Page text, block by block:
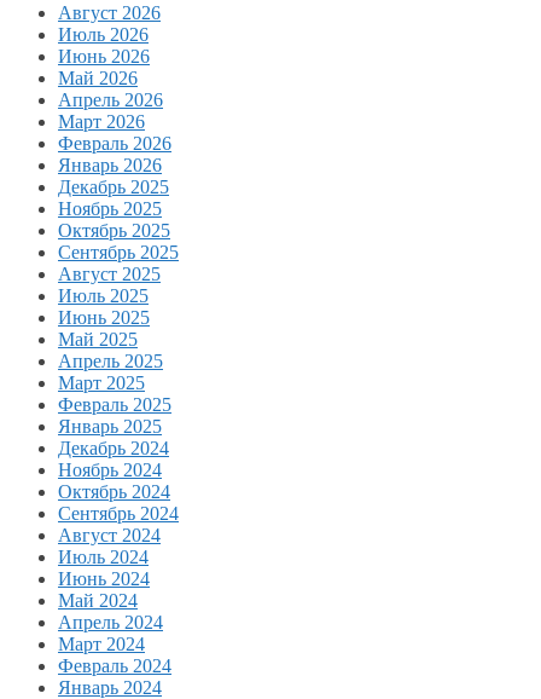
Август 2026
Июль 2026
Июнь 2026
Май 2026
Апрель 2026
Март 2026
Февраль 2026
Январь 2026
Декабрь 2025
Ноябрь 2025
Октябрь 2025
Сентябрь 2025
Август 2025
Июль 2025
Июнь 2025
Май 2025
Апрель 2025
Март 2025
Февраль 2025
Январь 2025
Декабрь 2024
Ноябрь 2024
Октябрь 2024
Сентябрь 2024
Август 2024
Июль 2024
Июнь 2024
Май 2024
Апрель 2024
Март 2024
Февраль 2024
Январь 2024